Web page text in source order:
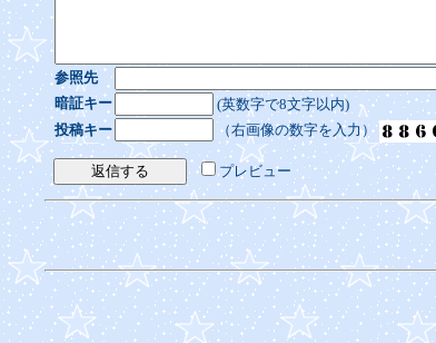
参照先
暗証キー
(英数字で8文字以内)
投稿キー
（右画像の数字を入力）
プレビュー